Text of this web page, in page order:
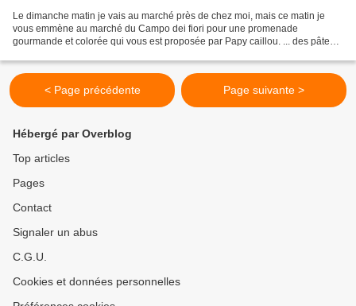
Le dimanche matin je vais au marché près de chez moi, mais ce matin je
vous emmène au marché du Campo dei fiori pour une promenade
gourmande et colorée qui vous est proposée par Papy caillou. ... des pâtes,
< Page précédente Page suivante >
Hébergé par Overblog
Top articles
Pages
Contact
Signaler un abus
C.G.U.
Cookies et données personnelles